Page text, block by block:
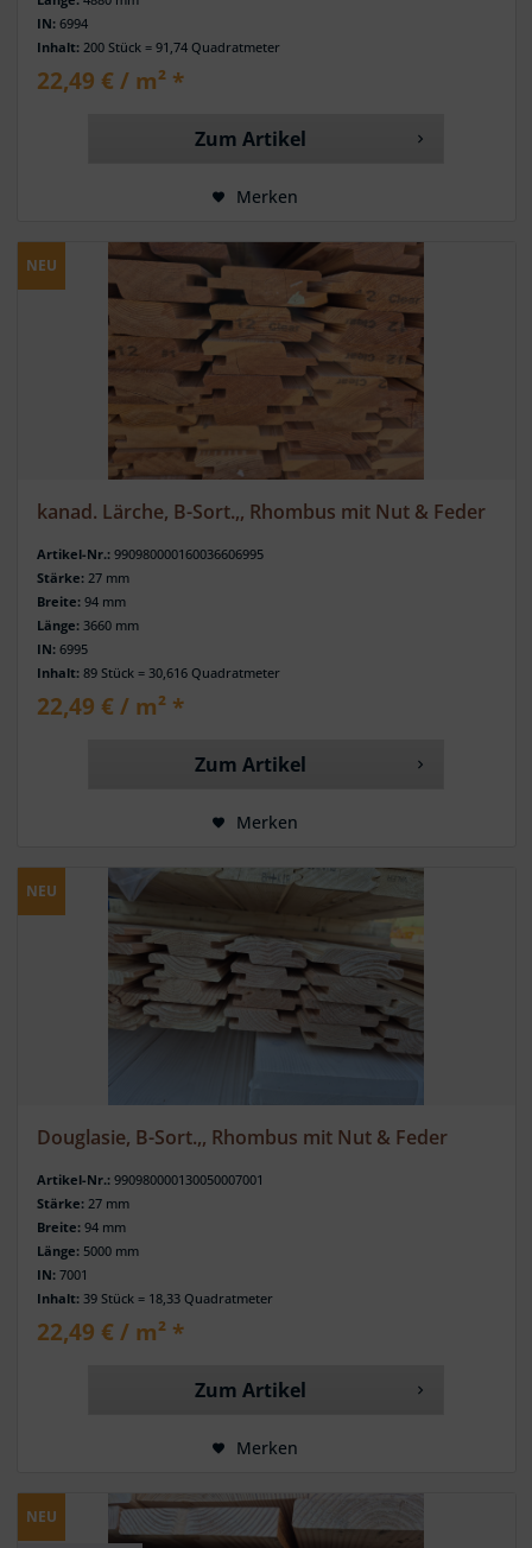
IN: 6994
Inhalt: 200 Stück = 91,74 Quadratmeter
22,49 € / m² *
Zum Artikel
Merken
NEU
kanad. Lärche, B-Sort.,, Rhombus mit Nut & Feder
Artikel-Nr.: 990980000160036606995
Stärke: 27 mm
Breite: 94 mm
Länge: 3660 mm
IN: 6995
Inhalt: 89 Stück = 30,616 Quadratmeter
22,49 € / m² *
Zum Artikel
Merken
NEU
Douglasie, B-Sort.,, Rhombus mit Nut & Feder
Artikel-Nr.: 990980000130050007001
Stärke: 27 mm
Breite: 94 mm
Länge: 5000 mm
IN: 7001
Inhalt: 39 Stück = 18,33 Quadratmeter
22,49 € / m² *
Zum Artikel
Merken
NEU